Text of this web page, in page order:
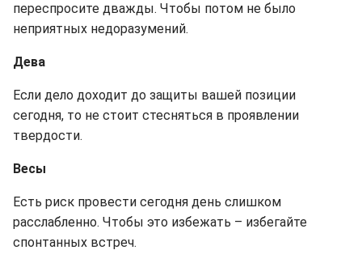
переспросите дважды. Чтобы потом не было
неприятных недоразумений.
Дева
Если дело доходит до защиты вашей позиции
сегодня, то не стоит стесняться в проявлении
твердости.
Весы
Есть риск провести сегодня день слишком
расслабленно. Чтобы это избежать – избегайте
спонтанных встреч.